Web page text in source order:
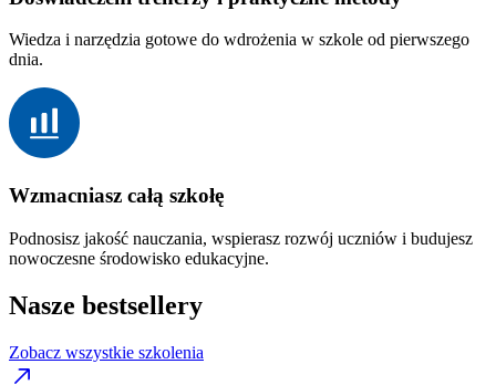
Wiedza i narzędzia gotowe do wdrożenia w szkole od pierwszego
dnia.
Wzmacniasz całą szkołę
Podnosisz jakość nauczania, wspierasz rozwój uczniów i budujesz
nowoczesne środowisko edukacyjne.
Nasze bestsellery
Zobacz wszystkie szkolenia